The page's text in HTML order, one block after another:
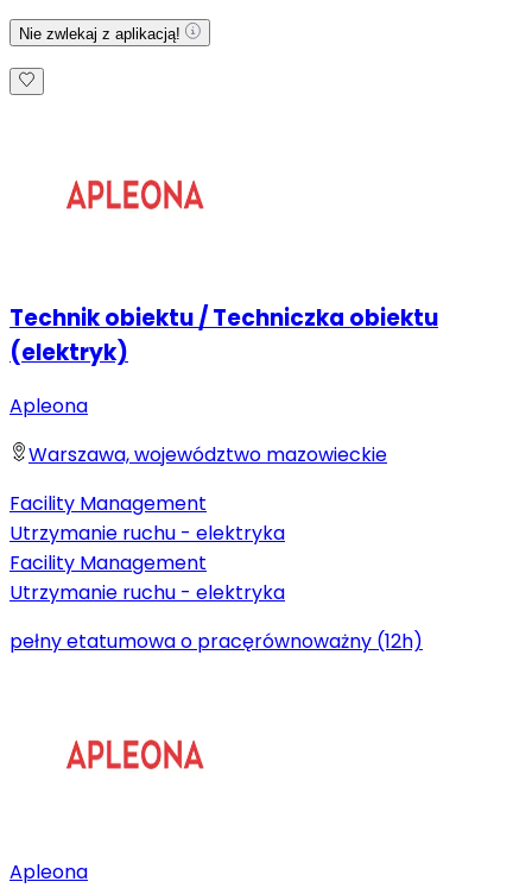
Nie zwlekaj z aplikacją!
Technik obiektu / Techniczka obiektu
(elektryk)
Apleona
Warszawa, województwo mazowieckie
Facility Management
Utrzymanie ruchu - elektryka
Facility Management
Utrzymanie ruchu - elektryka
pełny etatumowa o pracęrównoważny (12h)
Apleona